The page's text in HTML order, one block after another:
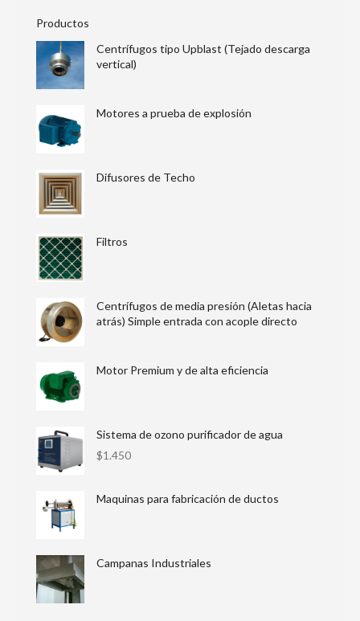
Productos
Centrífugos tipo Upblast (Tejado descarga
vertical)
Motores a prueba de explosión
Difusores de Techo
Filtros
Centrífugos de media presión (Aletas hacia
atrás) Simple entrada con acople directo
Motor Premium y de alta eficiencia
Sistema de ozono purificador de agua
$1.450
Maquinas para fabricación de ductos
Campanas Industriales